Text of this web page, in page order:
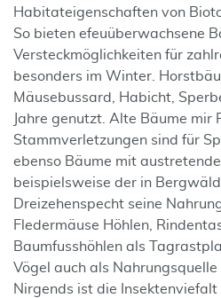
Habitateigenschaften von
So bieten efeuüberwachsene
Versteckmöglichkeiten für
besonders im Winter.
Mäusebussard, Habicht,
Jahre genutzt. Alte Bäume mir
Stammverletzungen sind für
ebenso Bäume mit
beispielsweise der in
Dreizehenspecht seine
Fledermäuse Höhlen,
Baumfusshöhlen als
Vögel auch als
Nirgends ist die